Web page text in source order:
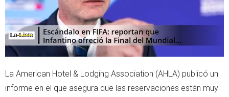
La American Hotel & Lodging Association (AHLA) publicó un
informe en el que asegura que las reservaciones están muy